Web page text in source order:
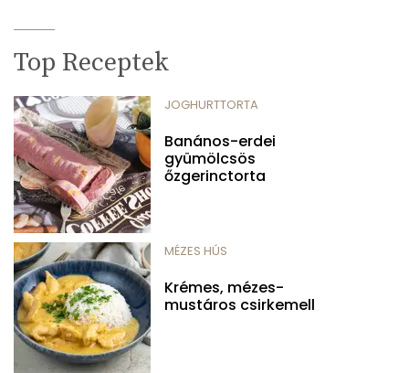
Top Receptek
JOGHURTTORTA
Banános-erdei
gyümölcsös
őzgerinctorta
MÉZES HÚS
Krémes, mézes-
mustáros csirkemell